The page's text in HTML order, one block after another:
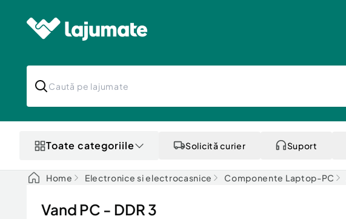
Toate categoriile Solicită curier Suport
Home Electronice si electrocasnice Componente Laptop-PC
Vand PC - DDR 3